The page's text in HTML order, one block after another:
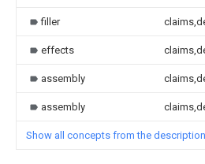
filler
effects
assembly
assembly
Show all concepts from the